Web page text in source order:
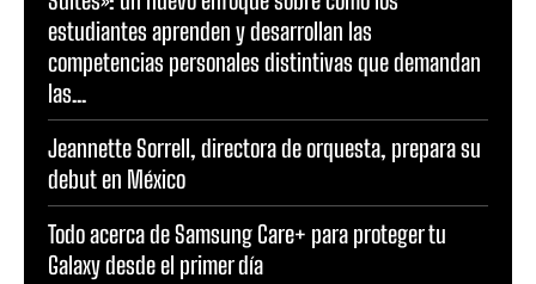
estudiantes aprenden y desarrollan las
competencias personales distintivas que demandan
las...
Jeannette Sorrell, directora de orquesta, prepara su
debut en México
Todo acerca de Samsung Care+ para proteger tu
Galaxy desde el primer día